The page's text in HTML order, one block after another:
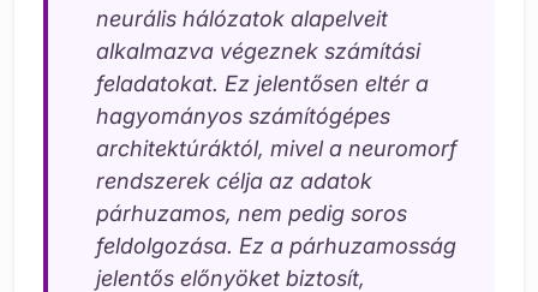
neurális hálózatok alapelveit
alkalmazva végeznek számítási
feladatokat. Ez jelentősen eltér a
hagyományos számítógépes
architektúráktól, mivel a neuromorf
rendszerek célja az adatok
párhuzamos, nem pedig soros
feldolgozása. Ez a párhuzamosság
jelentős előnyöket biztosít,